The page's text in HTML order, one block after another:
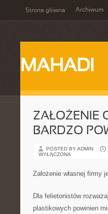
Strona główna Archiwum
MAHADI
ZAŁOŻENIE
BARDZO
POSTED BY ADMIN
WYŁĄCZONA
Założenie własnej
Dla felietonistów
plastikowych powinien